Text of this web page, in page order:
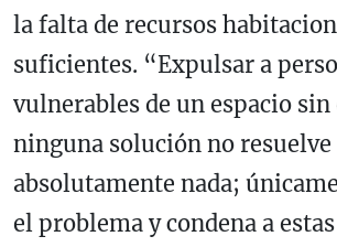
la falta de recursos
suficientes. “Expulsar a
vulnerables de un espacio
ninguna solución no resuelve
absolutamente nada;
el problema y condena a